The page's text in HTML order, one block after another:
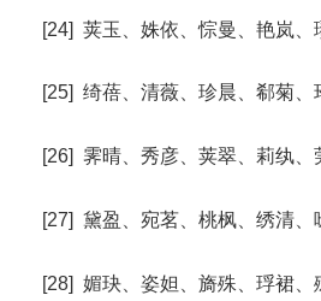
[24] 荚玉、姝依、悰曼、艳岚、
[25] 绮蓓、清薇、珍晨、郗菊、
[26] 霁晴、秀彦、荚翠、莉纨、
[27] 黛盈、宛茗、桃枫、绣清、
[28] 媚玦、姿妲、旖殊、琈裙、